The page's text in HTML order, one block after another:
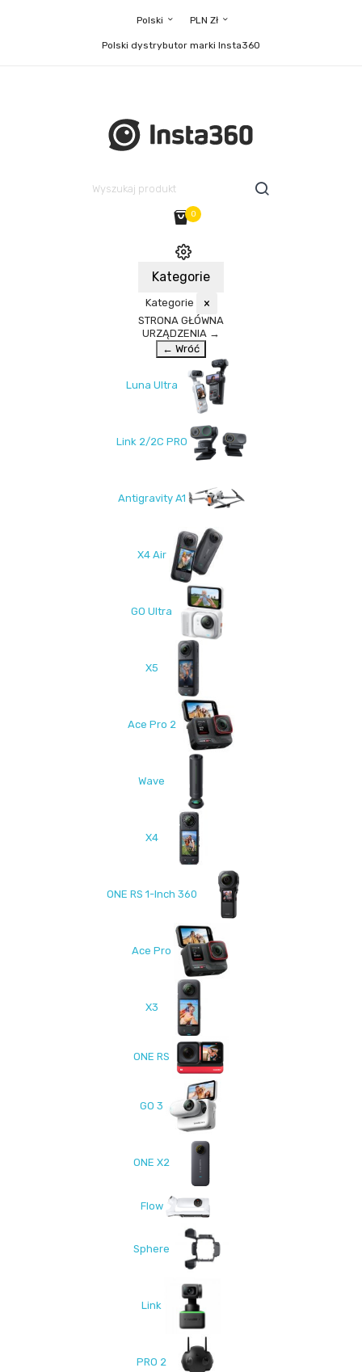
Polski PLN Zł
Polski dystrybutor marki Insta360
0
Kategorie
Kategorie ×
STRONA GŁÓWNA
URZĄDZENIA →
← Wróć
Luna Ultra
Link 2/2C PRO
Antigravity A1
X4 Air
GO Ultra
X5
Ace Pro 2
Wave
X4
ONE RS 1-Inch 360
Ace Pro
X3
ONE RS
GO 3
ONE X2
Flow
Sphere
Link
PRO 2